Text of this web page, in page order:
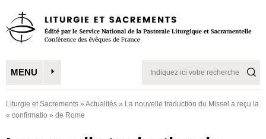
MENU
Liturgie et Sacrements » Actualités » La nouvelle traduction du Missel a reçu la
« confirmatio » de Rome